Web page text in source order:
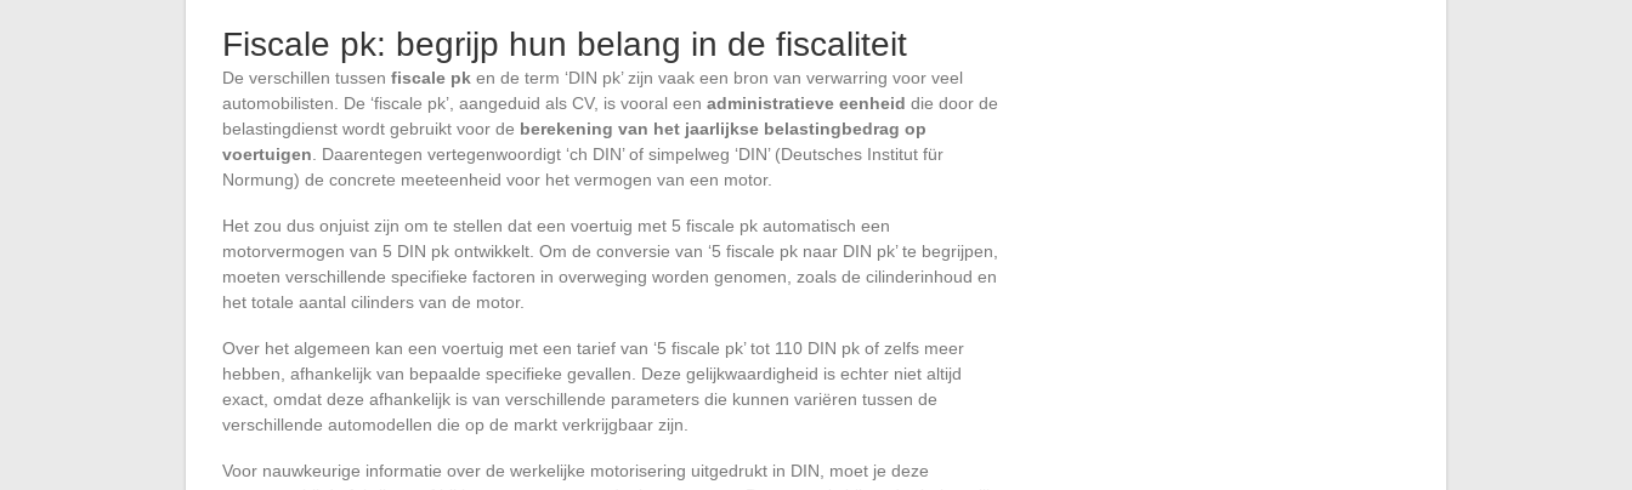
Fiscale pk: begrijp hun belang in de fiscaliteit
De verschillen tussen fiscale pk en de term ‘DIN pk’ zijn vaak een bron van verwarring voor veel
automobilisten. De ‘fiscale pk’, aangeduid als CV, is vooral een administratieve eenheid die door de
belastingdienst wordt gebruikt voor de berekening van het jaarlijkse belastingbedrag op
voertuigen . Daarentegen vertegenwoordigt ‘ch DIN’ of simpelweg ‘DIN’ (Deutsches Institut für
Normung) de concrete meeteenheid voor het vermogen van een motor.
Het zou dus onjuist zijn om te stellen dat een voertuig met 5 fiscale pk automatisch een
motorvermogen van 5 DIN pk ontwikkelt. Om de conversie van ‘5 fiscale pk naar DIN pk’ te begrijpen,
moeten verschillende specifieke factoren in overweging worden genomen, zoals de cilinderinhoud en
het totale aantal cilinders van de motor.
Over het algemeen kan een voertuig met een tarief van ‘5 fiscale pk’ tot 110 DIN pk of zelfs meer
hebben, afhankelijk van bepaalde specifieke gevallen. Deze gelijkwaardigheid is echter niet altijd
exact, omdat deze afhankelijk is van verschillende parameters die kunnen variëren tussen de
verschillende automodellen die op de markt verkrijgbaar zijn.
Voor nauwkeurige informatie over de werkelijke motorisering uitgedrukt in DIN, moet je deze